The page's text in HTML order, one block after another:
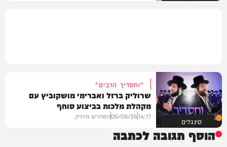
סינגלים
"וחסדיך הרבים"
שרוליק ברזל ואברימי מושקוביץ עם
מקהלת מלכות בביצוע סוחף
14:17
06/08/26המחדש מיוזיק
הוסף תגובה לכתבה